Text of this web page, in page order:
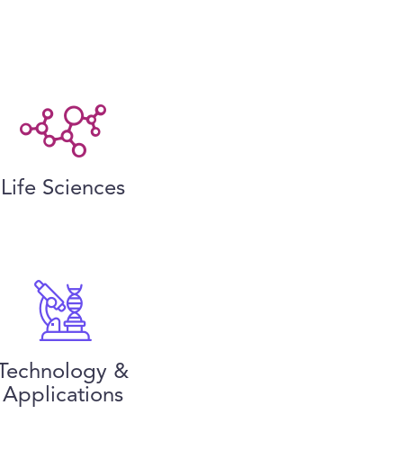
Life Sciences
Technology &
Applications